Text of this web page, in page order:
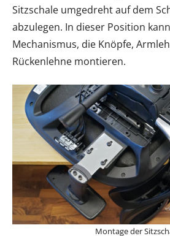
Sitzschale umgedreht auf dem
abzulegen. In dieser Position
Mechanismus, die Knöpfe,
Rückenlehne montieren.
Montage der